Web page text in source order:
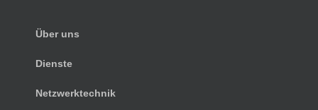
Über uns
Dienste
Netzwerktechnik